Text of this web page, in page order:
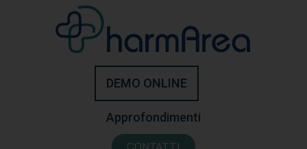
DEMO ONLINE
Approfondimenti
CONTATTI